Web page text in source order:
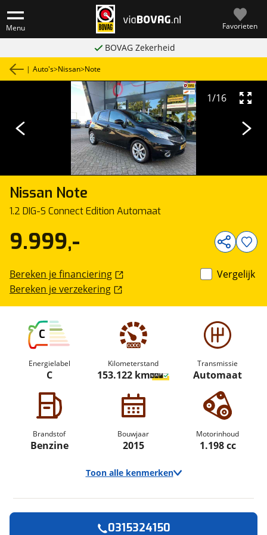
Menu Favorieten
BOVAG Zekerheid
| Auto's>Nissan>Note
Nissan Note
1.2 DIG-S Connect Edition Automaat
1/16
C
Energielabel
C
Kilometerstand
153.122 km
Transmissie
Automaat
Brandstof
Benzine
Bouwjaar
2015
Motorinhoud
1.198 cc
Toon alle kenmerken
9.999,-
Bereken je financiering
Bereken je verzekering
Vergelijk
0315324150